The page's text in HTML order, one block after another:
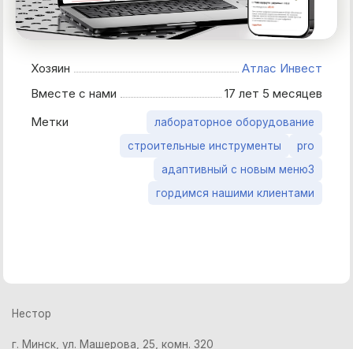
Хозяин
Атлас Инвест
Вместе с нами
17 лет 5 месяцев
Метки
лабораторное оборудование
строительные инструменты
pro
адаптивный с новым меню3
гордимся нашими клиентами
Нестор
г. Минск, ул. Машерова, 25, комн. 320